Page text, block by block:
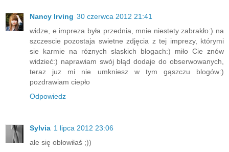
Nancy Irving 30 czerwca 2012 21:41
widze, e impreza była przednia, mnie niestety zabrakło:) na
szczescie pozostaja swietne zdjęcia z tej imprezy, którymi
sie karmie na róznych slaskich blogach:) miło Cie znów
widzieć:) naprawiam swój błąd dodaje do obserwowanych,
teraz juz mi nie umkniesz w tym gąszczu blogów:)
pozdrawiam ciepło
Odpowiedz
Sylvia 1 lipca 2012 23:06
ale się obłowiłaś ;))